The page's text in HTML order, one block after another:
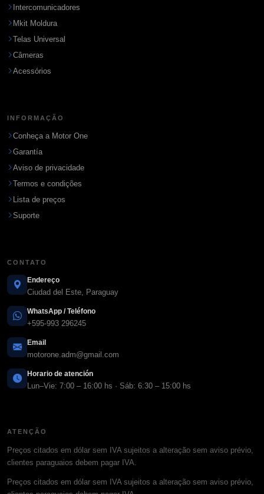
Intercomunicadores
Mkit Moldura
Telas Universal
Câmeras
Acessórios
INFORMAÇÃO
Conheça a Motor One
Garantía
Aviso de privacidade
Termos e condições
Lista de preços
Suporte
CONTATO
Endereço
Ciudad del Este, Paraguay
WhatsApp / Teléfono
+595-993 296245
Email
motorone.adm@gmail.com
Horario de atención
Lun–Vie: 7:00 – 16:00 hs · Sáb: 6:30 – 15:00 hs
ATENÇÃO
Preços citados em dólar sem IVA sujeitos a alteração sem aviso prévio,
clientes paraguaios debem pagar IVA.
Preços citados em dólar sem IVA sujeitos a alteração sem aviso prévio,